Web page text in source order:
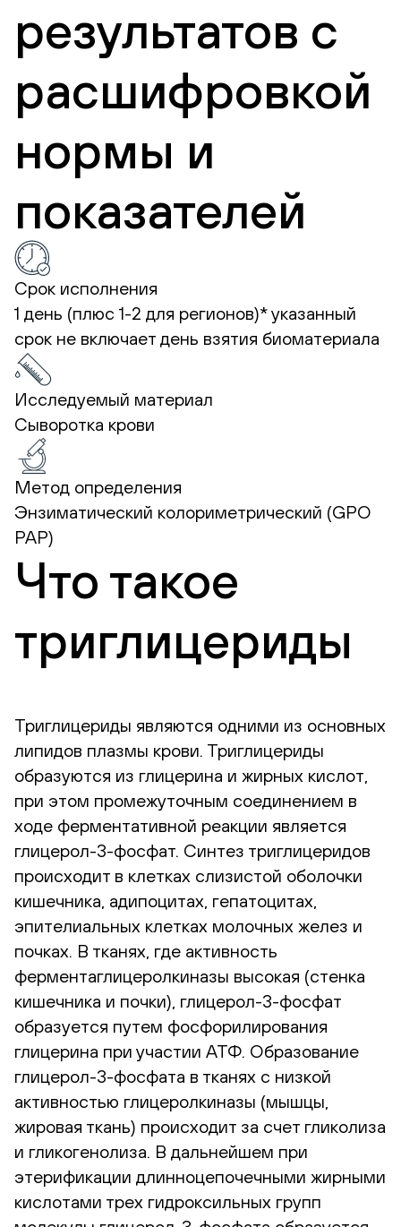
результатов с
расшифровкой
нормы и
показателей
Срок исполнения
1 день (плюс 1-2 для регионов)*указанный
срок не включает день взятия биоматериала
Исследуемый материал
Сыворотка крови
Метод определения
Энзиматический колориметрический (GPO
PAP)
Что такое
триглицериды
Триглицериды являются одними из основных
липидов плазмы крови. Триглицериды
образуются из глицерина и жирных кислот,
при этом промежуточным соединением в
ходе ферментативной реакции является
глицерол-3-фосфат. Синтез триглицеридов
происходит в клетках слизистой оболочки
кишечника, адипоцитах, гепатоцитах,
эпителиальных клетках молочных желез и
почках. В тканях, где активность
ферментаглицеролкиназы высокая (стенка
кишечника и почки), глицерол-3-фосфат
образуется путем фосфорилирования
глицерина при участии АТФ. Образование
глицерол-3-фосфата в тканях с низкой
активностью глицеролкиназы (мышцы,
жировая ткань) происходит за счет гликолиза
и гликогенолиза. В дальнейшем при
этерификации длинноцепочечными жирными
кислотами трех гидроксильных групп